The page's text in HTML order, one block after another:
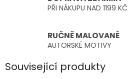
PŘI NÁKUPU NAD 1199 KČ
RUČNĚ MALOVANÉ
AUTORSKÉ MOTIVY
Související produkty